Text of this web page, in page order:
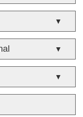
▼
▼
▼